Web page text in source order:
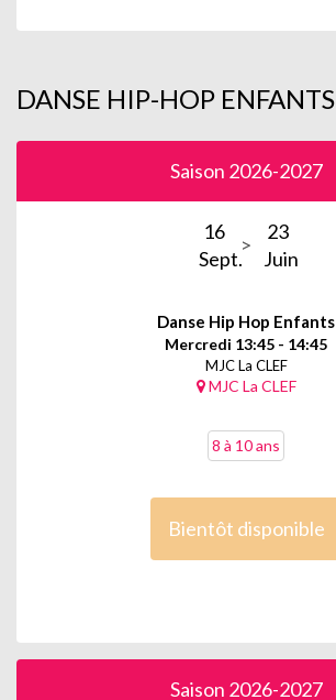
DANSE HIP-HOP ENFANTS
Saison 2026-2027
16
Sept.
23
Juin
Danse Hip Hop Enfants
Mercredi 13:45 - 14:45
MJC La CLEF
MJC La CLEF
8 à 10 ans
Bientôt disponible
Saison 2026-2027